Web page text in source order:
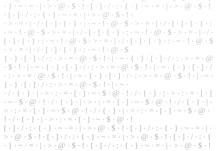
· } · ~ · = · | · > · @ · $ · ! · [ · ] · / · : · { · } · ~ · = · | · > · @ · $ · !
· [ · ] · / · : · { · } · ~ · = · | · > · @ · $ · ! ·
· > · = · | · / · [ · ] · { · } · : · ~ · ! · @ · $ · > · = · | · / · [ · ] · { · } · :
· ~ · ! · @ · $ · > · = · | · / · [ · ] · { · } · : · ~ · ! · @ · $ · > · = · | · / ·
[ · ] · { · } · : · ~ · ! · @ · $ · > · = · | · / · [ · ] · { · } · : · ~ · ! · @ · $
· > · = · | · / · [ · ] · { · } · : · ~ · ! · @ · $
{ · } · [ · ] · / · : · > · = · @ · $ · ! · | · ~ · { · } · [ · ] · / · : · > · = · @
· $ · ! · | · ~ · { · } · [ · ] · / · : · > · = · @ · $ · ! · | · ~ · { · } · [ · ] · /
· : · > · = · @ · $ · ! · | · ~ · { · } · [ · ] · / · : · > · = · @ · $ · ! · | · ~ ·
{ · } · [ · ] · / · : · > · = · @ · $ · ! · | · ~ ·
· / · { · } · | · > · : · = · [ · ] · ~ · $ · @ · ! · / · { · } · | · > · : · = · [ · ]
· ~ · $ · @ · ! · / · { · } · | · > · : · = · [ · ] · ~ · $ · @ · ! · / · { · } · | ·
> · : · = · [ · ] · ~ · $ · @ · ! · / · { · } · | · > · : · = · [ · ] · ~ · $ · @ ·
! · / · { · } · | · > · : · = · [ · ] · ~ · $ · @ · !
[ · ] · / · : · { · } · ~ · = · | · > · @ · $ · ! · [ · ] · / · : · { · } · ~ · = · | ·
> · @ · $ · ! · [ · ] · / · : · { · } · ~ · = · | · > · @ · $ · ! · [ · ] · / · : · {
· } · ~ · = · | · > · @ · $ · ! · [ · ] · / · : · { · } · ~ · = · | · > · @ · $ · !